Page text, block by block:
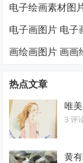
电子绘画素材图
电子画图片 电子
画绘画图片 画画
热点文章
唯
3 评
黄